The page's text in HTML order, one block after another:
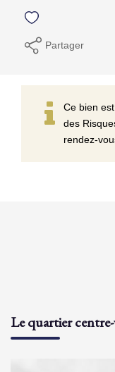
Partager
Ce bien
des
rendez-
Le quartier